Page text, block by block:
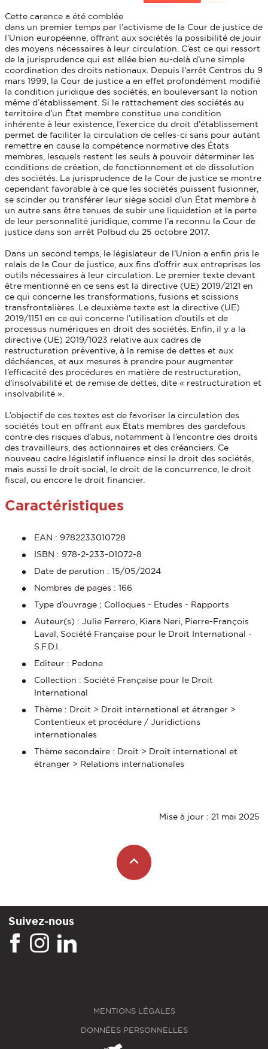
Cette carence a été comblée
dans un premier temps par l’activisme de la Cour de justice de
l’Union européenne, offrant aux sociétés la possibilité de jouir
des moyens nécessaires à leur circulation. C’est ce qui ressort
de la jurisprudence qui est allée bien au-delà d’une simple
coordination des droits nationaux. Depuis l’arrêt Centros du 9
mars 1999, la Cour de justice a en effet profondément modifié
la condition juridique des sociétés, en bouleversant la notion
même d’établissement. Si le rattachement des sociétés au
territoire d’un État membre constitue une condition
inhérente à leur existence, l’exercice du droit d’établissement
permet de faciliter la circulation de celles-ci sans pour autant
remettre en cause la compétence normative des États
membres, lesquels restent les seuls à pouvoir déterminer les
conditions de création, de fonctionnement et de dissolution
des sociétés. La jurisprudence de la Cour de justice se montre
cependant favorable à ce que les sociétés puissent fusionner,
se scinder ou transférer leur siège social d’un État membre à
un autre sans être tenues de subir une liquidation et la perte
de leur personnalité juridique, comme l’a reconnu la Cour de
justice dans son arrêt Polbud du 25 octobre 2017.
Dans un second temps, le législateur de l’Union a enfin pris le
relais de la Cour de justice, aux fins d’offrir aux entreprises les
outils nécessaires à leur circulation. Le premier texte devant
être mentionné en ce sens est la directive (UE) 2019/2121 en
ce qui concerne les transformations, fusions et scissions
transfrontalières. Le deuxième texte est la directive (UE)
2019/1151 en ce qui concerne l’utilisation d’outils et de
processus numériques en droit des sociétés. Enfin, il y a la
directive (UE) 2019/1023 relative aux cadres de
restructuration préventive, à la remise de dettes et aux
déchéances, et aux mesures à prendre pour augmenter
l’efficacité des procédures en matière de restructuration,
d’insolvabilité et de remise de dettes, dite « restructuration et
insolvabilité ».
L’objectif de ces textes est de favoriser la circulation des
sociétés tout en offrant aux États membres des gardefous
contre des risques d’abus, notamment à l’encontre des droits
des travailleurs, des actionnaires et des créanciers. Ce
nouveau cadre législatif influence ainsi le droit des sociétés,
mais aussi le droit social, le droit de la concurrence, le droit
fiscal, ou encore le droit financier.
Caractéristiques
EAN : 9782233010728
ISBN : 978-2-233-01072-8
Date de parution : 15/05/2024
Nombres de pages : 166
Type d’ouvrage ; Colloques - Etudes - Rapports
Auteur(s) : Julie Ferrero, Kiara Neri, Pierre-François
Laval, Société Française pour le Droit International -
S.F.D.I.
Editeur : Pedone
Collection : Société Française pour le Droit
International
Thème : Droit > Droit international et étranger >
Contentieux et procédure / Juridictions
internationales
Thème secondaire : Droit > Droit international et
étranger > Relations internationales
Mise à jour : 21 mai 2025
Suivez-nous
MENTIONS LÉGALES
DONNÉES PERSONNELLES